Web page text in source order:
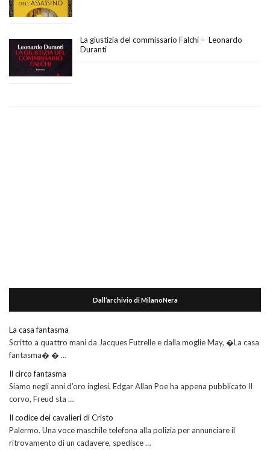
La giustizia del commissario Falchi – Leonardo
Duranti
Dall’archivio di MilanoNera
La casa fantasma
Scritto a quattro mani da Jacques Futrelle e dalla moglie May, �La casa
fantasma� � …
Il circo fantasma
Siamo negli anni d’oro inglesi, Edgar Allan Poe ha appena pubblicato Il
corvo, Freud sta …
Il codice dei cavalieri di Cristo
Palermo. Una voce maschile telefona alla polizia per annunciare il
ritrovamento di un cadavere, spedisce …